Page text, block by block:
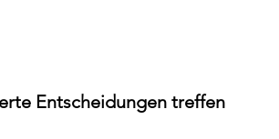
Entscheidungen treffen